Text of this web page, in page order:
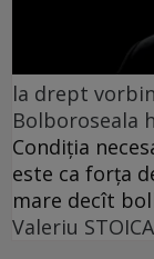
la drept
Bolboroseala
Condiția
este ca forța
mare decît
Valeriu STOICA